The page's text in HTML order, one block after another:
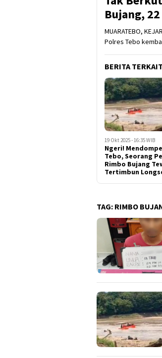
Bujang,
MUARATEBO,
Polres Tebo
BERITA TERKAIT
19 Okt 2025 - 16:35 WIB
Ngeri!
Tebo, Seorang
Rimbo Bujang
Tertimbun
TAG: RIMBO